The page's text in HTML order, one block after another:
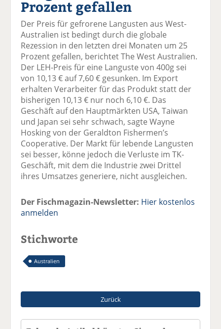
uf
F
ac
e
b
o
o
k
te
il
e
n
wi
tt
er
n
uf
n
k
e
di
n
il
e
er
m
ai
l
er
n
n
n
Prozent gefallen
Der Preis für gefrorene Langusten aus West-
Australien ist bedingt durch die globale
Rezession in den letzten drei Monaten um 25
Prozent gefallen, berichtet The West Australien.
Der LEH-Preis für eine Languste von 400g sei
von 10,13 € auf 7,60 € gesunken. Im Export
erhalten Verarbeiter für das Produkt statt der
bisherigen 10,13 € nur noch 6,10 €. Das
Geschäft auf den Hauptmärkten USA, Taiwan
und Japan sei sehr schwach, sagte Wayne
Hosking von der Geraldton Fishermen’s
Cooperative. Der Markt für lebende Langusten
sei besser, könne jedoch die Verluste im TK-
Geschäft, mit dem die Industrie zwei Drittel
ihres Umsatzes generiere, nicht ausgleichen.
Der Fischmagazin-Newsletter: Hier kostenlos
anmelden
Stichworte
Australien
Zurück